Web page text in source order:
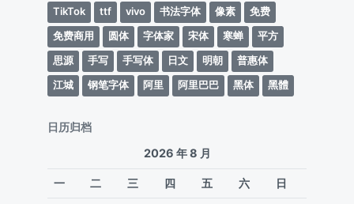
TikTok
ttf vivo 书法字体 像素
免费
免费商用
圆体 字体家 宋体 寒蝉
平方
思源
手写 手写体 日文 明朝
普惠体
江城
钢笔字体 阿里 阿里巴巴 黑体 黑體
日历归档
2026 年 8 月
一 二 三 四 五 六 日